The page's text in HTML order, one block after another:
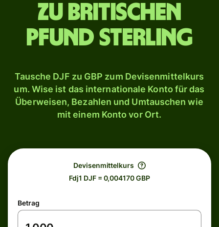
zu britischen
Pfund Sterling
Tausche DJF zu GBP zum Devisenmittelkurs
um. Wise ist das internationale Konto für das
Überweisen, Bezahlen und Umtauschen wie
mit einem Konto vor Ort.
Devisenmittelkurs
Fdj1 DJF = 0,004170 GBP
Betrag